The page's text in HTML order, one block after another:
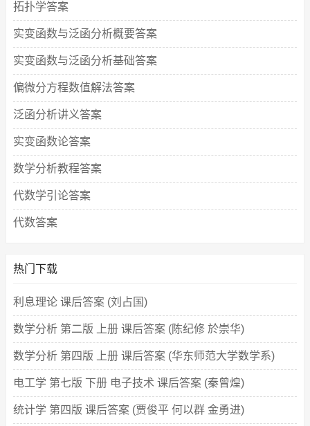
拓扑学答案
实变函数与泛函分析概要答案
实变函数与泛函分析基础答案
偏微分方程数值解法答案
泛函分析讲义答案
实变函数论答案
数学分析教程答案
代数学引论答案
代数答案
热门下载
利息理论 课后答案 (刘占国)
数学分析 第二版 上册 课后答案 (陈纪修 於崇华)
数学分析 第四版 上册 课后答案 (华东师范大学数学系)
电工学 第七版 下册 电子技术 课后答案 (秦曾煌)
统计学 第四版 课后答案 (贾俊平 何以群 金勇进)